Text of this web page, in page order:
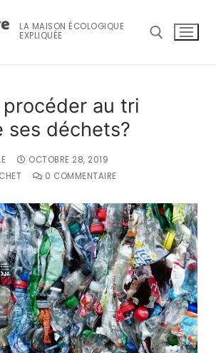
LA MAISON ÉCOLOGIQUE
EXPLIQUÉE
écologique
d’énergie
au tri
ses déchets?
OCTOBRE 28, 2019
0 COMMENTAIRE